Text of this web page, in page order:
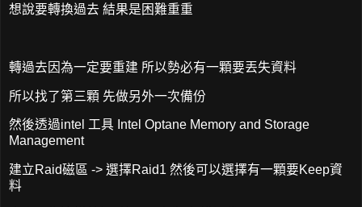
想說要轉換過去 結果是困難重重
轉過去因為一定要重建 所以勢必有一顆要丟失資料
所以找了第三顆 先做另外一次備份
然後透過intel 工具 Intel Optane Memory and Storage
Management
建立Raid磁區 -> 選擇Raid1 然後可以選擇有一顆要Keep資
料